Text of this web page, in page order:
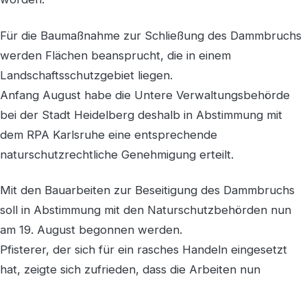
Für die Baumaßnahme zur Schließung des Dammbruchs
werden Flächen beansprucht, die in einem
Landschaftsschutzgebiet liegen.
Anfang August habe die Untere Verwaltungsbehörde
bei der Stadt Heidelberg deshalb in Abstimmung mit
dem RPA Karlsruhe eine entsprechende
naturschutzrechtliche Genehmigung erteilt.
Mit den Bauarbeiten zur Beseitigung des Dammbruchs
soll in Abstimmung mit den Naturschutzbehörden nun
am 19. August begonnen werden.
Pfisterer, der sich für ein rasches Handeln eingesetzt
hat, zeigte sich zufrieden, dass die Arbeiten nun